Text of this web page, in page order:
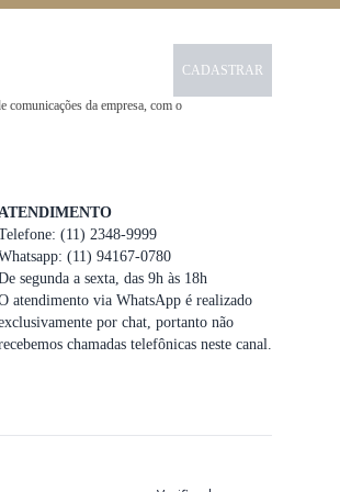
CADASTRAR
comunicações da empresa, com o
(11) 2348-9999
(11) 94167-0780
segunda a sexta, das 9h às 18h
atendimento via WhatsApp é realizado
por chat, portanto não
chamadas telefônicas neste canal.